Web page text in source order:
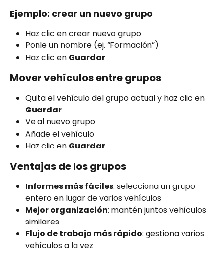
Ejemplo: crear un nuevo grupo
Haz clic en crear nuevo grupo
Ponle un nombre (ej. “Formación”)
Haz clic en Guardar
Mover vehículos entre grupos
Quita el vehículo del grupo actual y haz clic en
Guardar
Ve al nuevo grupo
Añade el vehículo
Haz clic en Guardar
Ventajas de los grupos
Informes más fáciles: selecciona un grupo
entero en lugar de varios vehículos
Mejor organización: mantén juntos vehículos
similares
Flujo de trabajo más rápido: gestiona varios
vehículos a la vez